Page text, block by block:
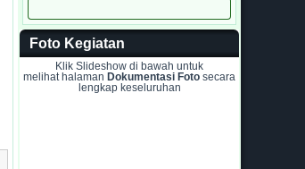
Foto Kegiatan
Klik Slideshow di bawah untuk
melihat halaman Dokumentasi Foto secara
lengkap keseluruhan